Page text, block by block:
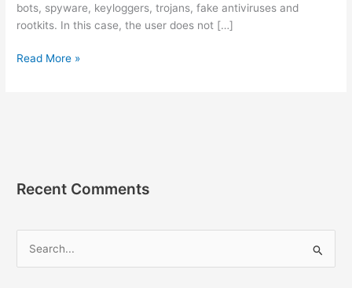
bots, spyware, keyloggers, trojans, fake antiviruses and
rootkits. In this case, the user does not […]
Trojan
จัน,
รูท
คิต
2023
Read More »
Recent Comments